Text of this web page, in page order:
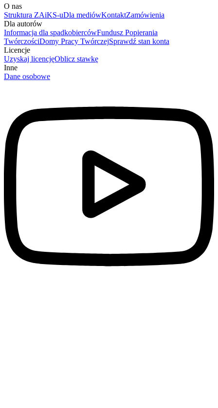
O nas
Struktura ZAiKS-uDla mediówKontaktZamówienia
Dla autorów
Informacja dla spadkobiercówFundusz Popierania
TwórczościDomy Pracy TwórczejSprawdź stan konta
Licencje
Uzyskaj licencjęOblicz stawkę
Inne
Dane osobowe